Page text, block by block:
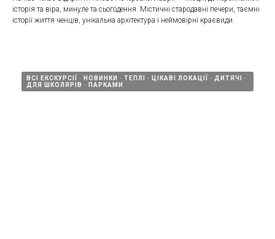
історія та віра, минуле та сьогодення. Містичні стародавні печери, таємні
історії життя ченців, унікальна архітектура і неймовірні краєвиди.
ВСІ ЕКСКУРСІЇ НОВИНКИ ТЕПЛІ ЦІКАВІ ЛОКАЦІЇ
ДИТЯЧІ
ДЛЯ ШКОЛЯРІВ
ПАРКАМИ